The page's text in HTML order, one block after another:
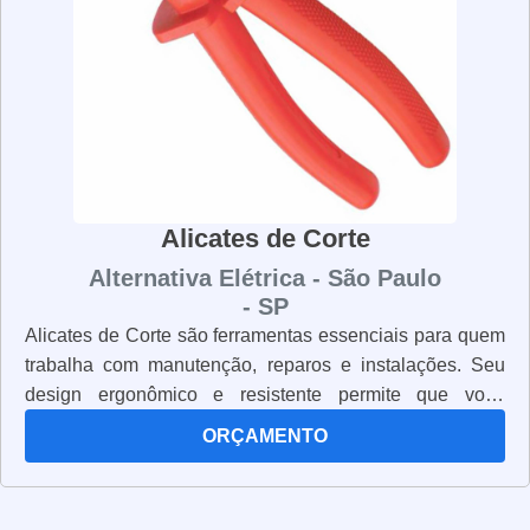
extensão e aplicações móveis.
O fio rígido é usado em instalações fixas,
como em eletrodutos e conduítes,
proporcionando maior resistência mecânica.
Fio de Cobre Nu
O fio de cobre nu é utilizado em
aterramentos elétricos, garantindo a
dissipação segura de correntes elétricas.
Fio Subterrâneo
enterrado diretamente no solo, sendo
Alicates de Corte
Alternativa Elétrica - São Paulo
- SP
Alicates de Corte são ferramentas essenciais para quem
trabalha com manutenção, reparos e instalações. Seu
design ergonômico e resistente permite que você
trabalhe com segurança e precisão. Os alicates de corte
aço inoxidável, para garantir que eles sejam duráveis e
ORÇAMENTO